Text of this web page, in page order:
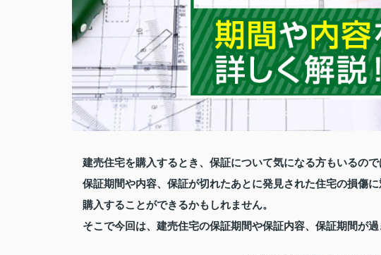
建売住宅を購入するとき、保証について気になる方もいるので
保証期間や内容、保証が切れたあとに発見された住宅の損傷
購入することができるかもしれません。
そこで今回は、建売住宅の保証期間や保証内容、保証期間が